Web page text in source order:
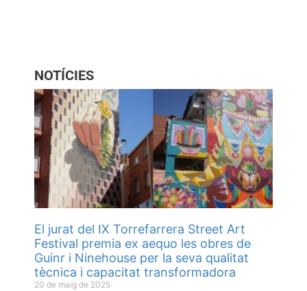
NOTÍCIES
El jurat del IX Torrefarrera Street Art
Festival premia ex aequo les obres de
Guinr i Ninehouse per la seva qualitat
tècnica i capacitat transformadora
20 de maig de 2025